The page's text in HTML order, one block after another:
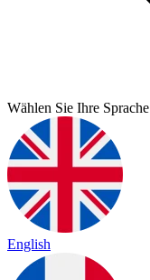
Wählen Sie Ihre Sprache
English